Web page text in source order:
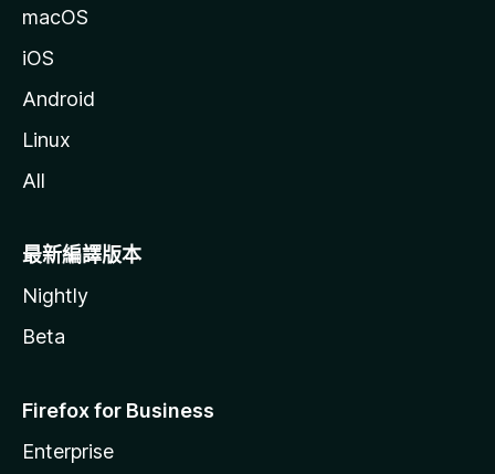
macOS
iOS
Android
Linux
All
最新編譯版本
Nightly
Beta
Firefox for Business
Enterprise